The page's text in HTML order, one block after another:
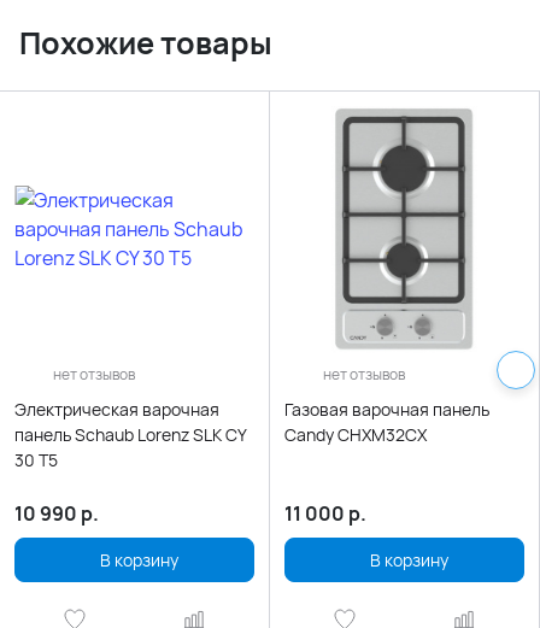
Похожие товары
нет отзывов
Электрическая варочная
панель Schaub Lorenz SLK CY
30 T5
10 990 р.
В корзину
нет отзывов
Газовая варочная панель
Candy CHXM32CX
11 000 р.
В корзину